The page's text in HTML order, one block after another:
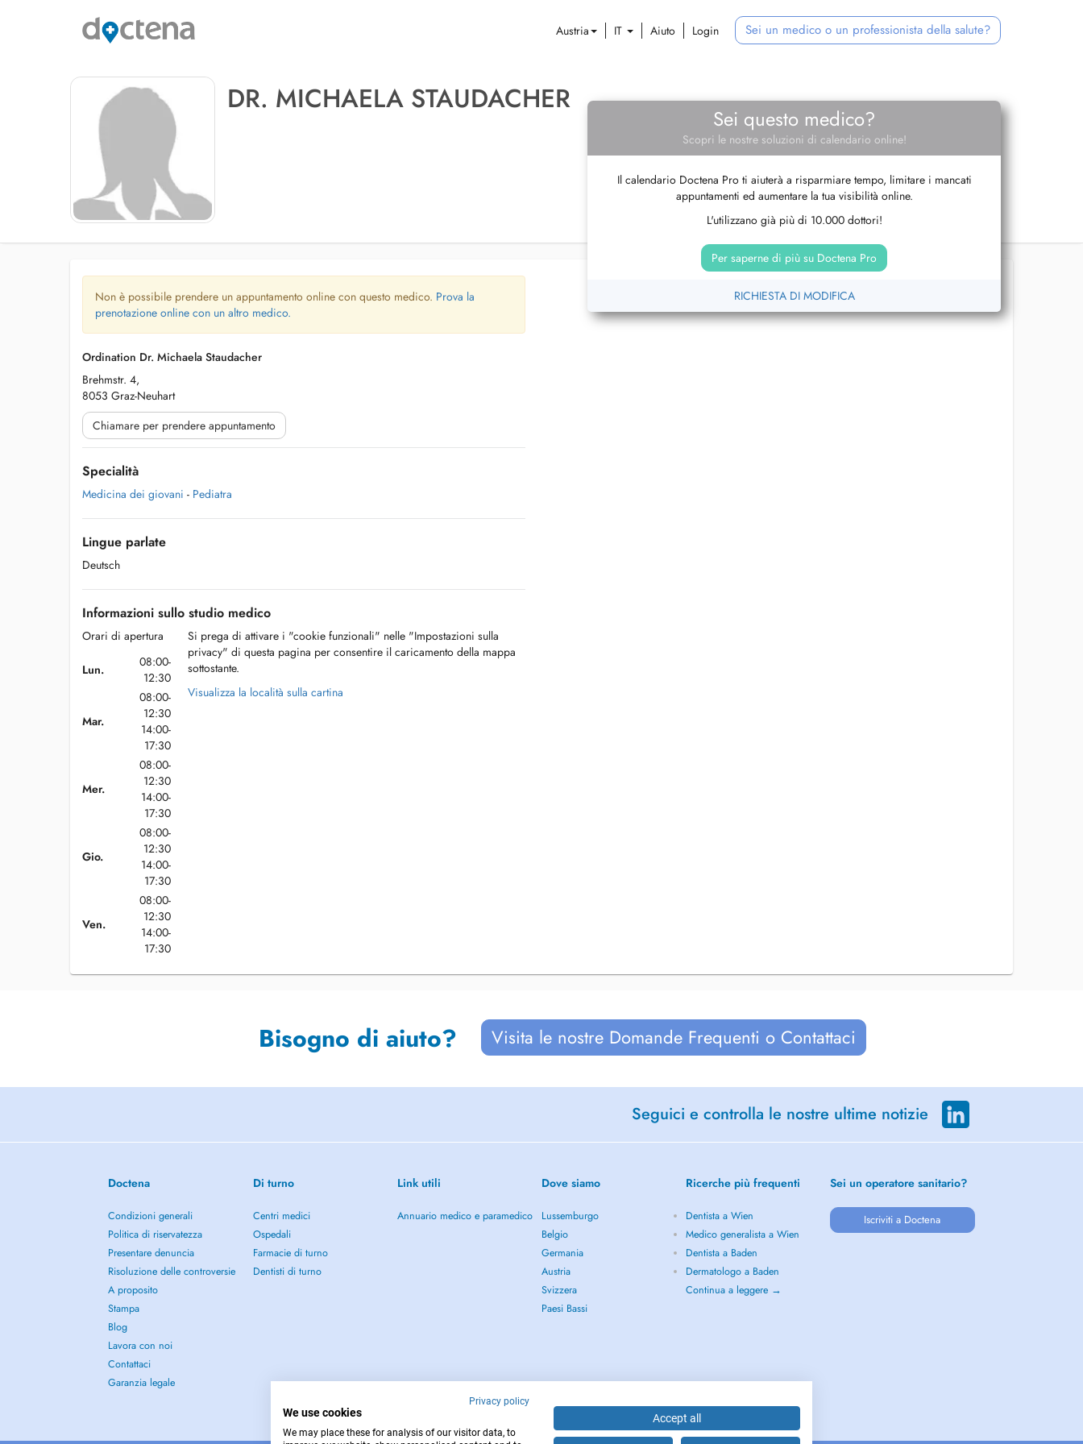
Austria IT Aiuto Login Sei un medico o un professionista della salute?
DR. MICHAELA STAUDACHER
Sei questo medico?
Scopri le nostre soluzioni di calendario online!
Il calendario Doctena Pro ti aiuterà a risparmiare tempo, limitare i mancati
appuntamenti ed aumentare la tua visibilità online.
L'utilizzano già più di 10.000 dottori!
Per saperne di più su Doctena Pro
RICHIESTA DI MODIFICA
Non è possibile prendere un appuntamento online con questo medico. Prova la
prenotazione online con un altro medico.
Ordination Dr. Michaela Staudacher
Brehmstr. 4,
8053 Graz-Neuhart
Chiamare per prendere appuntamento
Specialità
Medicina dei giovani - Pediatra
Lingue parlate
Deutsch
Informazioni sullo studio medico
Orari di apertura
Lun.
08:00-
12:30
Mar.
08:00-
12:30
14:00-
17:30
Mer.
08:00-
12:30
14:00-
17:30
Gio.
08:00-
12:30
14:00-
17:30
Ven.
08:00-
12:30
14:00-
17:30
Si prega di attivare i "cookie funzionali" nelle "Impostazioni sulla
privacy" di questa pagina per consentire il caricamento della mappa
sottostante.
Visualizza la località sulla cartina
Bisogno di aiuto? Visita le nostre Domande Frequenti o Contattaci
Seguici e controlla le nostre ultime notizie
Doctena
Condizioni generali
Politica di riservatezza
Presentare denuncia
Risoluzione delle controversie
A proposito
Stampa
Blog
Lavora con noi
Contattaci
Garanzia legale
Di turno
Centri medici
Ospedali
Farmacie di turno
Dentisti di turno
Link utili
Annuario medico e paramedico
Dove siamo
Lussemburgo
Belgio
Germania
Austria
Svizzera
Paesi Bassi
Ricerche più frequenti
Dentista a Wien
Medico generalista a Wien
Dentista a Baden
Dermatologo a Baden
Continua a leggere →
Sei un operatore sanitario?
Iscriviti a Doctena
Privacy policy
We use cookies
We may place these for analysis of our visitor data, to
Accept all